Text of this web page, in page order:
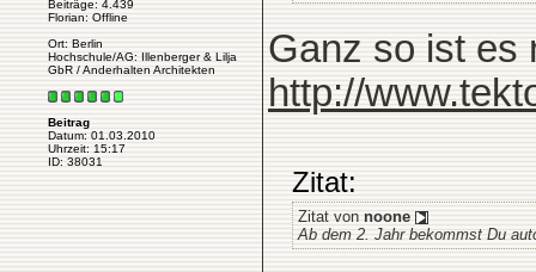
Beiträge: 4.439
Florian: Offline
Ort: Berlin
Hochschule/AG: Illenberger & Lilja
GbR / Anderhalten Architekten
Beitrag
Datum: 01.03.2010
Uhrzeit: 15:17
ID: 38031
Ganz so ist es
http://
Zitat:
Zitat von noone
Ab dem 2. Jahr bekommst Du